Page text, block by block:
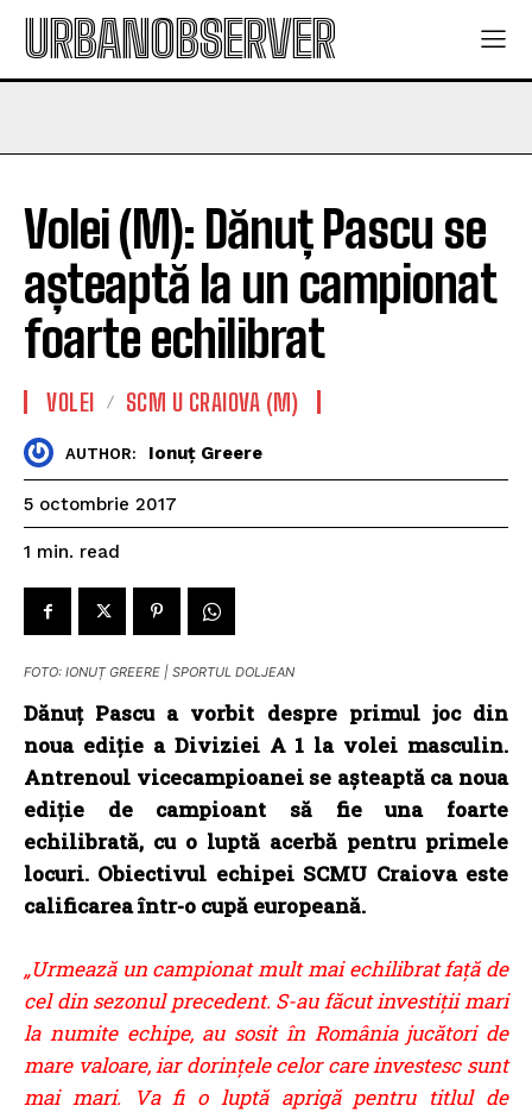
URBANOBSERVER
Volei (M): Dănuț Pascu se
așteaptă la un campionat
foarte echilibrat
VOLEI SCM U CRAIOVA (M)
AUTHOR: Ionuț Greere
5 octombrie 2017
1 min. read
FOTO: IONUȚ GREERE | SPORTUL DOLJEAN
Dănuț Pascu a vorbit despre primul joc din
noua ediție a Diviziei A 1 la volei masculin.
Antrenoul vicecampioanei se așteaptă ca noua
ediție de campioant să fie una foarte
echilibrată, cu o luptă acerbă pentru primele
locuri. Obiectivul echipei SCMU Craiova este
calificarea într-o cupă europeană.
„Urmează un campionat mult mai echilibrat față de
cel din sezonul precedent. S-au făcut investiții mari
la numite echipe, au sosit în România jucători de
mare valoare, iar dorințele celor care investesc sunt
mai mari. Va fi o luptă aprigă pentru titlul de